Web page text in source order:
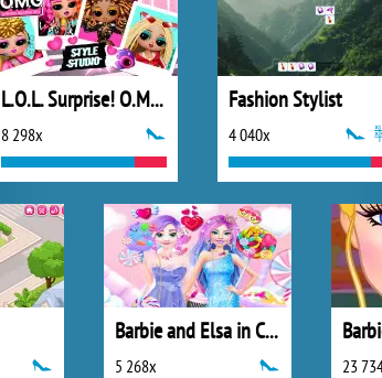
L.O.L. Surprise! O.M.G.™ Style Studio
8 298x
Fashion Stylist
4 040x
Barbie and Elsa in Candyland
5 268x 23